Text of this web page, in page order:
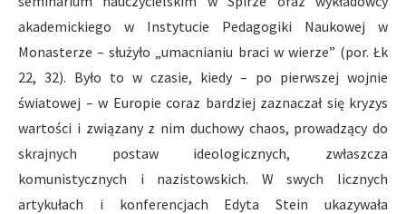
akademickiego w Instytucie Pedagogiki Naukowej w
Monasterze – służyło „umacnianiu braci w wierze” (por. Łk
22, 32). Było to w czasie, kiedy – po pierwszej wojnie
światowej – w Europie coraz bardziej zaznaczał się kryzys
wartości i związany z nim duchowy chaos, prowadzący do
skrajnych postaw ideologicznych, zwłaszcza
komunistycznych i nazistowskich. W swych licznych
artykułach i konferencjach Edyta Stein ukazywała